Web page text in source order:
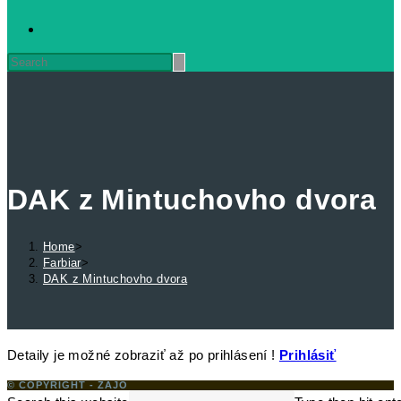
DAK z Mintuchovho dvora
Home>
Farbiar>
DAK z Mintuchovho dvora
Detaily je možné zobraziť až po prihlásení ! Prihlásiť
© COPYRIGHT - ZAJO